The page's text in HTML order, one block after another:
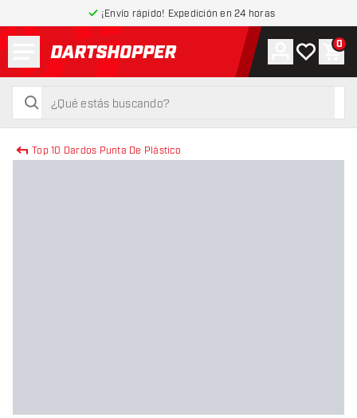
¡Envío rápido! Expedición en 24 horas
volver a la página de inicio
buscar
buscar
Cuenta
Mi lista de
0
Top 10 Dardos Punta De Plástico